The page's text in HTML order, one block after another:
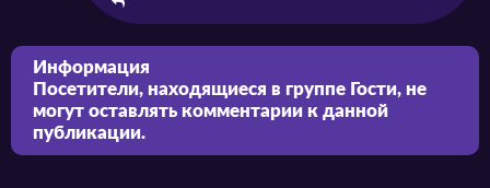
Информация
Посетители, находящиеся в группе Гости, не
могут оставлять комментарии к данной
публикации.